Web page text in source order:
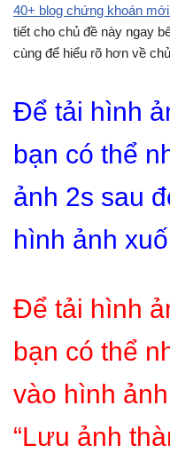
40+ blog chứng khoán
tiết cho chủ đề này ngay
cùng để hiểu rõ hơn về
Để tải hình
bạn có thể
ảnh 2s sau
hình ảnh
Để tải hình
bạn có thể
vào hình
“Lưu ảnh